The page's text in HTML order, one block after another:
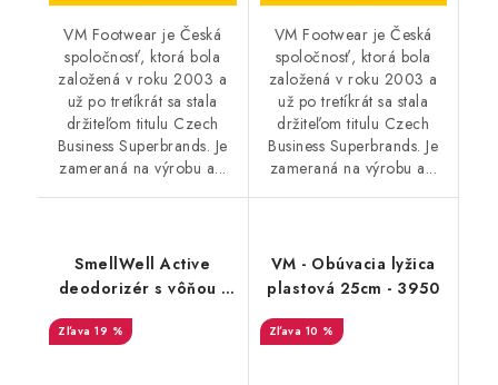
VM Footwear je Česká
spoločnosť, ktorá bola
založená v roku 2003 a
už po tretíkrát sa stala
držiteľom titulu Czech
Business Superbrands. Je
zameraná na výrobu a...
VM Footwear je Česká
spoločnosť, ktorá bola
založená v roku 2003 a
už po tretíkrát sa stala
držiteľom titulu Czech
Business Superbrands. Je
zameraná na výrobu a...
SmellWell Active
deodorizér s vôňou -
19 %
VM - Obúvacia lyžica
plastová 25cm - 3950
10 %